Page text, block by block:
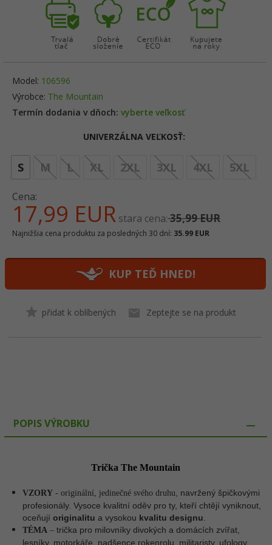
Model: 106596
Termín dodania v dňoch: vyberte veľkosť
Výrobce: The Mountain
UNIVERZÁLNA VEĽKOSŤ:
S M L XL 2XL 3XL 4XL 5XL
Cena:
17,99 EUR stara cena:35,99 EUR
Najnižšia cena produktu za posledných 30 dní: 35.99 EUR
KUP TEĎ HNED!
přidat k oblíbených Zeptejte se na produkt
POPIS VÝROBKU
Trička The Mountain
VZORY - originální, jedinečné svého druhu , navržený špičkovými
profesionály. Vysoce kvalitní oděv pro ty, kteří chtějí vyniknout,
oceňují originalitu a vysokou kvalitu designu
TÉMA – trička pro milovníky divokých a domácích zvířat,
lesníky, motorkáře, nadšence rokenrolu, militaristy, ufology,